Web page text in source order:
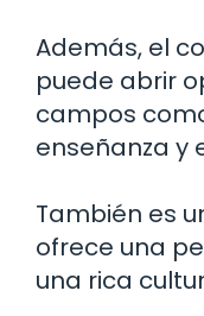
Además, el
puede abrir
campos
enseñanza y
También es
ofrece una
una rica